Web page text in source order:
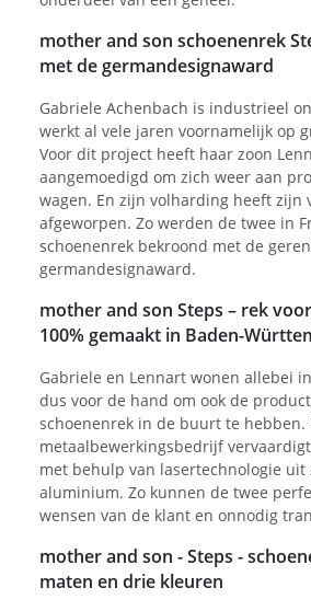
mother and son schoenenrek
met de germandesignaward
Gabriele Achenbach is industrieel
werkt al vele jaren voornamelijk op
Voor dit project heeft haar zoon
aangemoedigd om zich weer aan
wagen. En zijn volharding heeft zijn
afgeworpen. Zo werden de twee in
schoenenrek bekroond met de
germandesignaward.
mother and son Steps – rek
100% gemaakt in Baden-
Gabriele en Lennart wonen allebei
dus voor de hand om ook de
schoenenrek in de buurt te hebben.
metaalbewerkingsbedrijf
met behulp van lasertechnologie uit
aluminium. Zo kunnen de twee
wensen van de klant en onnodig
mother and son - Steps -
maten en drie kleuren